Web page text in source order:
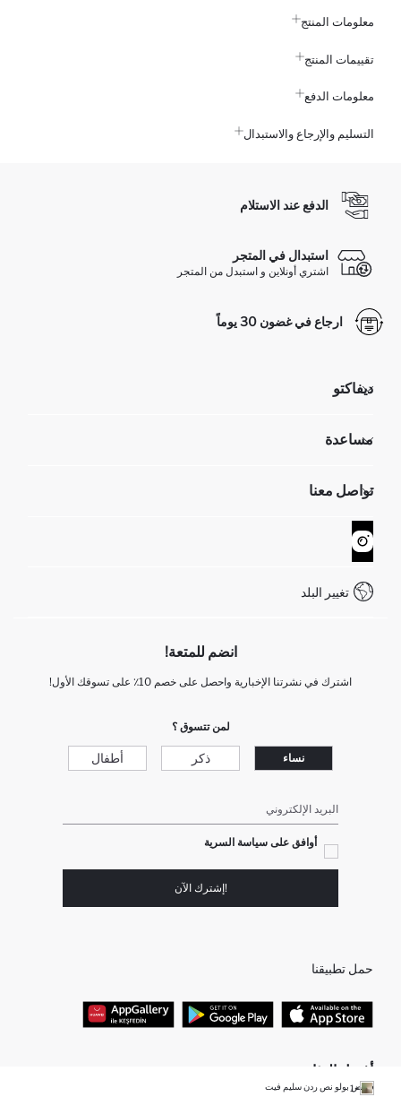
معلومات المنتج
تقييمات المنتج
معلومات الدفع
التسليم والإرجاع والاستبدال
قميص بولو نص ردن سليم فيت
+1
الدفع عند الاستلام
استبدال في المتجر
اشتري أونلاين و استبدل من المتجر
ارجاع في غضون 30 يوماً
ديفاكتو
تعرف علينا
GIFT CLUB
مساعدة
عمليات الارجاع و الاستبدال السهلة
تتبع الشحنة
كيف يمكنك التسوق في ديفاكتو ؟
تواصل معنا
نموذج الاتصال
خدمة العملاء
تغيير البلد
انضم للمتعة!
اشترك في نشرتنا الإخبارية واحصل على خصم 10٪ على تسوقك الأول!
لمن تتسوق ؟
نساء ذكر أطفال
البريد الإلكتروني
أوافق على سياسة السرية
!إشترك الآن
حمل تطبيقنا
أفضل الفئات